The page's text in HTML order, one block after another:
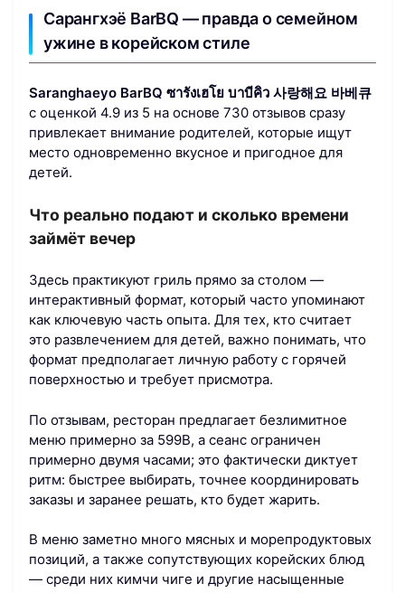
Сарангхэё BarBQ — правда о семейном
ужине в корейском стиле
Saranghaeyo BarBQ ซารังเฮโย บาบีคิว 사랑해요 바베큐
с оценкой 4.9 из 5 на основе 730 отзывов сразу
привлекает внимание родителей, которые ищут
место одновременно вкусное и пригодное для
детей.
Что реально подают и сколько времени
займёт вечер
Здесь практикуют гриль прямо за столом —
интерактивный формат, который часто упоминают
как ключевую часть опыта. Для тех, кто считает
это развлечением для детей, важно понимать, что
формат предполагает личную работу с горячей
поверхностью и требует присмотра.
По отзывам, ресторан предлагает безлимитное
меню примерно за 599B, а сеанс ограничен
примерно двумя часами; это фактически диктует
ритм: быстрее выбирать, точнее координировать
заказы и заранее решать, кто будет жарить.
В меню заметно много мясных и морепродуктовых
позиций, а также сопутствующих корейских блюд
— среди них кимчи чиге и другие насыщенные